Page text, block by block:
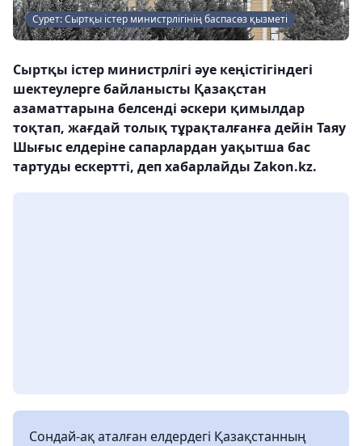
Сурет: Сыртқы істер министрлігінің баспасөз қызметі
Сыртқы істер министрлігі әуе кеңістігіндегі
шектеулерге байланысты Қазақстан
азаматтарына белсенді әскери қимылдар
тоқтап, жағдай толық тұрақталғанға дейін Таяу
Шығыс елдеріне сапарлардан уақытша бас
тартуды ескертті, деп хабарлайды Zakon.kz.
Сондай-ақ аталған елдердегі Қазақстанның